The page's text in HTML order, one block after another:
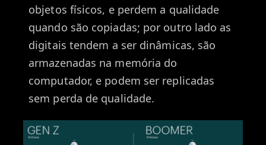
objetos físicos, e perdem a qualidade
quando são copiadas; por outro lado as
digitais tendem a ser dinâmicas, são
armazenadas na memória do
computador, e podem ser replicadas
sem perda de qualidade.